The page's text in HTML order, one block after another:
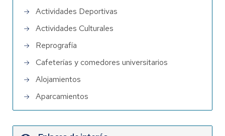
Actividades Deportivas
Actividades Culturales
Reprografía
Cafeterías y comedores universitarios
Alojamientos
Aparcamientos